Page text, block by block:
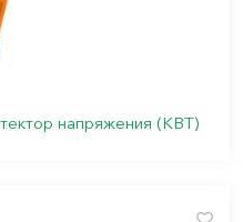
напряжения (КВТ)